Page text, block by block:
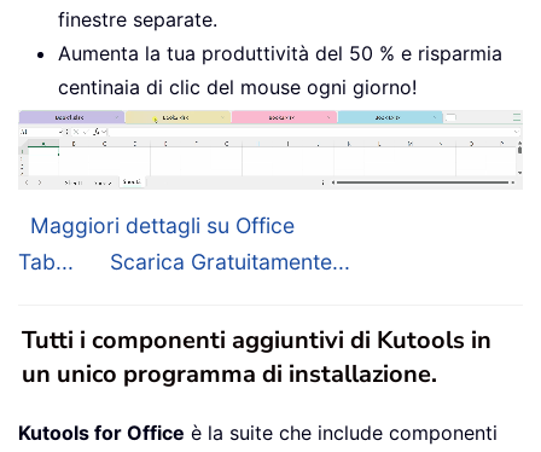
finestre separate.
Aumenta la tua produttività del 50 % e risparmia
centinaia di clic del mouse ogni giorno!
Maggiori dettagli su Office
Tab...
Scarica Gratuitamente...
Tutti i componenti aggiuntivi di Kutools in
un unico programma di installazione.
Kutools for Office è la suite che include componenti